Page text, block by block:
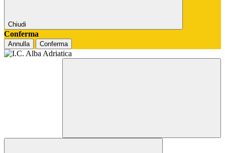
Chiudi
Conferma
Annulla Conferma